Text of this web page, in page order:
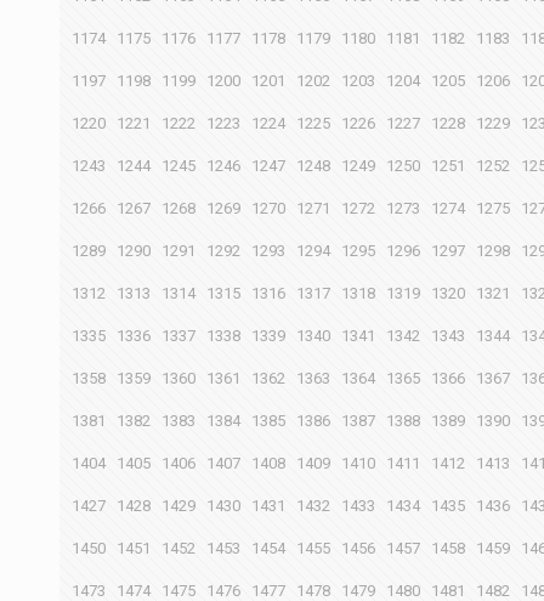
1174 1175 1176 1177 1178 1179 1180 1181 1182 1183
1197 1198 1199 1200 1201 1202 1203 1204 1205 1206
1220 1221 1222 1223 1224 1225 1226 1227 1228 1229
1243 1244 1245 1246 1247 1248 1249 1250 1251 1252
1266 1267 1268 1269 1270 1271 1272 1273 1274 1275
1289 1290 1291 1292 1293 1294 1295 1296 1297 1298
1312 1313 1314 1315 1316 1317 1318 1319 1320 1321
1335 1336 1337 1338 1339 1340 1341 1342 1343 1344
1358 1359 1360 1361 1362 1363 1364 1365 1366 1367
1381 1382 1383 1384 1385 1386 1387 1388 1389 1390
1404 1405 1406 1407 1408 1409 1410 1411 1412 1413
1427 1428 1429 1430 1431 1432 1433 1434 1435 1436
1450 1451 1452 1453 1454 1455 1456 1457 1458 1459
1473 1474 1475 1476 1477 1478 1479 1480 1481 1482